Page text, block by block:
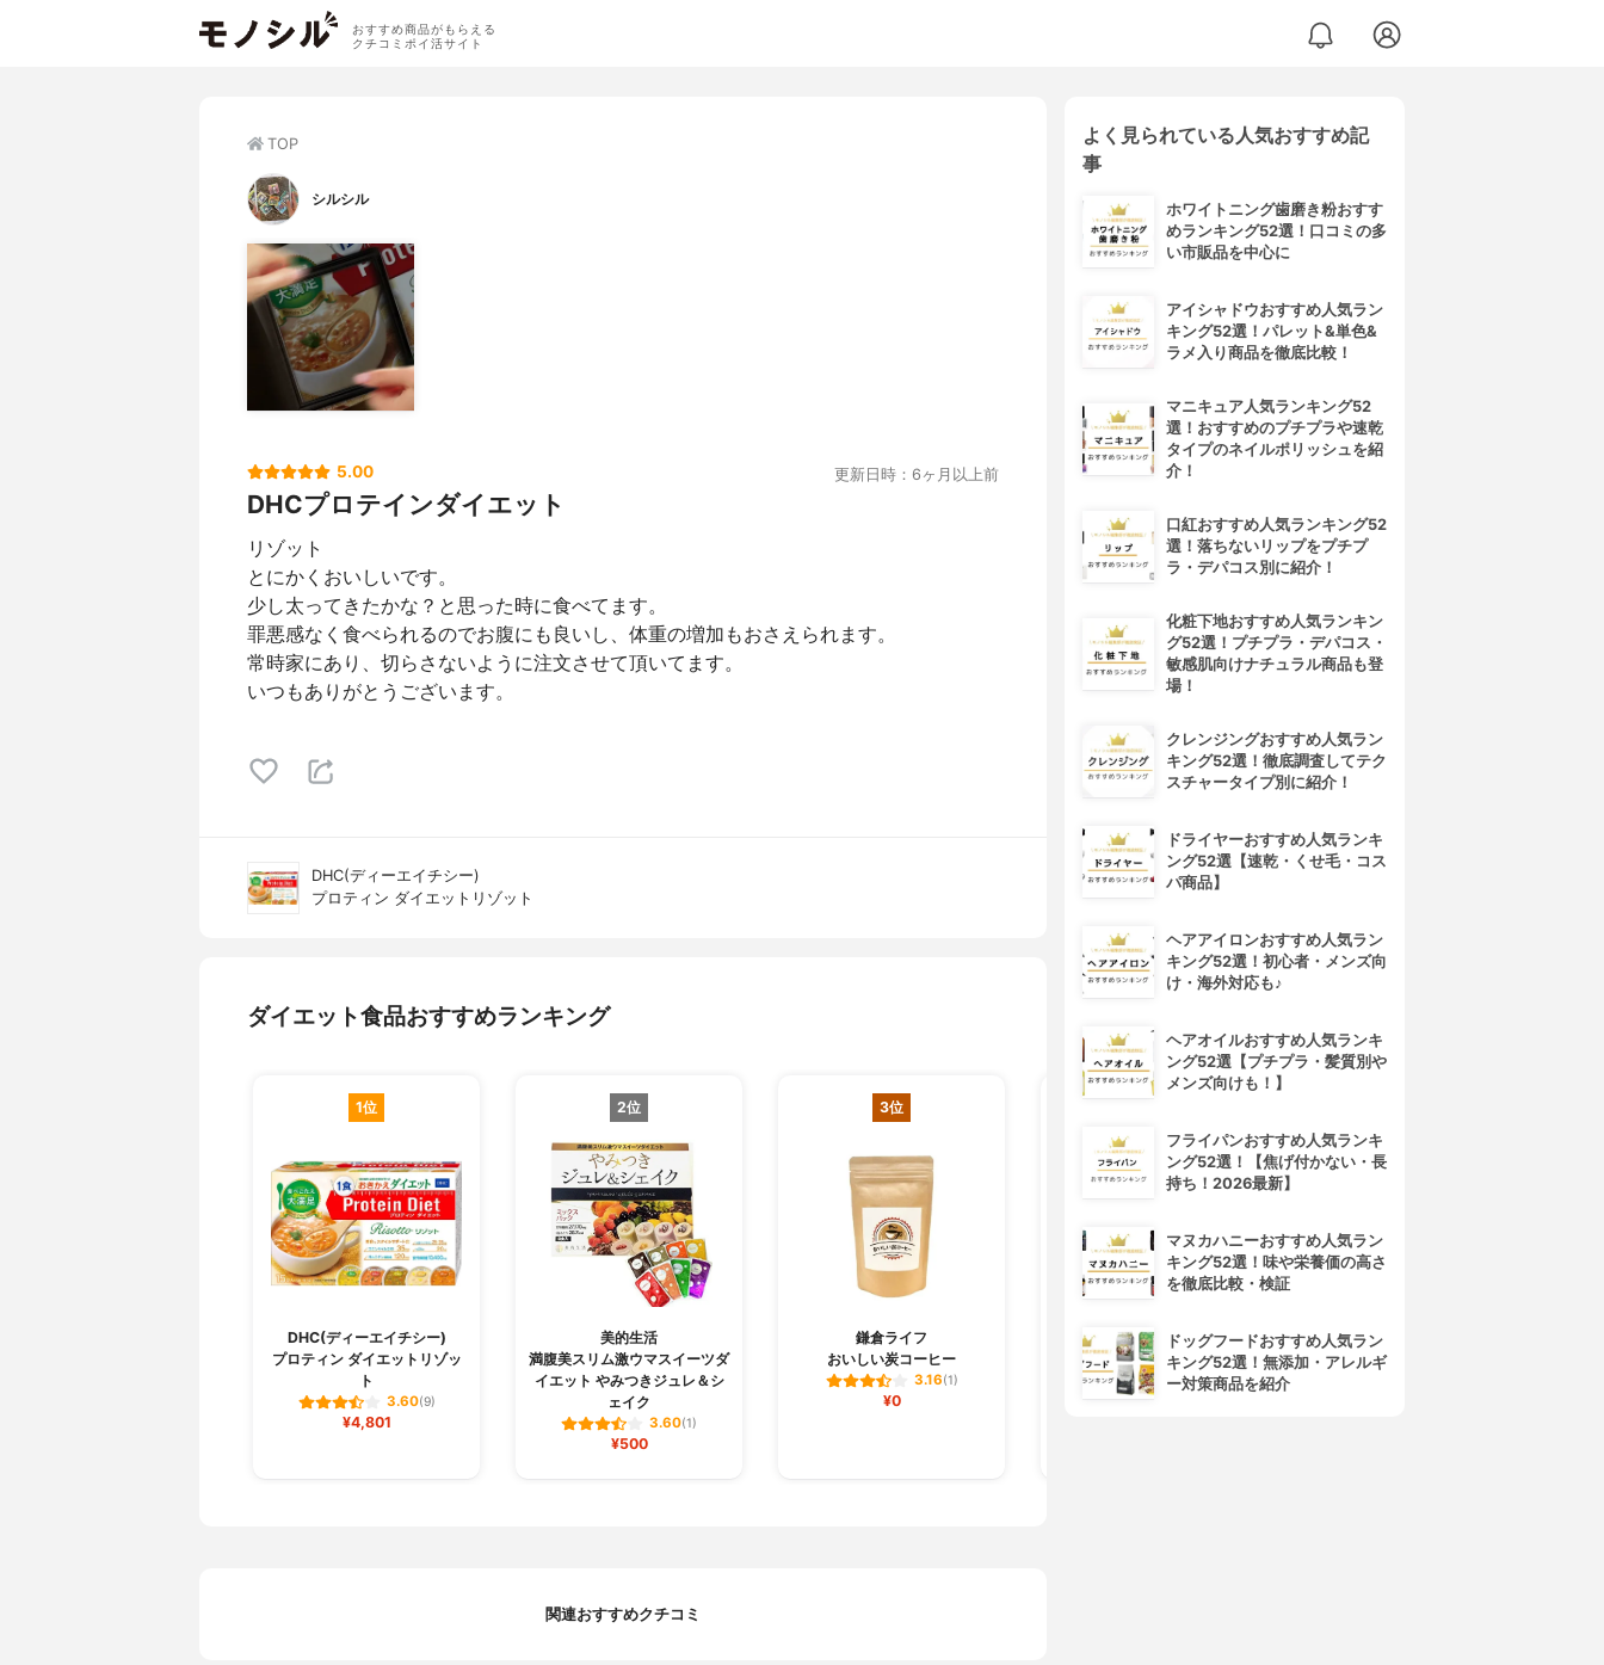
おすすめ商品がもらえる
クチコミポイ活サイト
TOP
シルシル
5.00 更新日時：6ヶ月以上前
DHCプロテインダイエット
リゾット
とにかくおいしいです。
少し太ってきたかな？と思った時に食べてます。
罪悪感なく食べられるのでお腹にも良いし、体重の増加もおさえられます。
常時家にあり、切らさないように注文させて頂いてます。
いつもありがとうございます。
DHC(ディーエイチシー)
プロティン ダイエットリゾット
ダイエット食品おすすめランキング
1位
DHC(ディーエイチシー)
プロティン ダイエットリゾッ
ト
3.60(9)
¥4,801
2位
美的生活
満腹美スリム激ウマスイーツダ
イエット やみつきジュレ＆シ
ェイク
3.60(1)
¥500
3位
鎌倉ライフ
おいしい炭コーヒー
3.16(1)
¥0
AFC(エーエフシー)
完全栄養食 conciel
3.16
¥980
C COFFEE(シーコーヒー)
チャコールコーヒーダイエット
関連おすすめクチコミ
よく見られている人気おすすめ記
事
ホワイトニング歯磨き粉おすす
めランキング52選！口コミの多
い市販品を中心に
アイシャドウおすすめ人気ラン
キング52選！パレット&単色&
ラメ入り商品を徹底比較！
マニキュア人気ランキング52
選！おすすめのプチプラや速乾
タイプのネイルポリッシュを紹
介！
口紅おすすめ人気ランキング52
選！落ちないリップをプチプ
ラ・デパコス別に紹介！
化粧下地おすすめ人気ランキン
グ52選！プチプラ・デパコス・
敏感肌向けナチュラル商品も登
場！
クレンジングおすすめ人気ラン
キング52選！徹底調査してテク
スチャータイプ別に紹介！
ドライヤーおすすめ人気ランキ
ング52選【速乾・くせ毛・コス
パ商品】
ヘアアイロンおすすめ人気ラン
キング52選！初心者・メンズ向
け・海外対応も♪
ヘアオイルおすすめ人気ランキ
ング52選【プチプラ・髪質別や
メンズ向けも！】
フライパンおすすめ人気ランキ
ング52選！【焦げ付かない・長
持ち！2026最新】
マヌカハニーおすすめ人気ラン
キング52選！味や栄養価の高さ
を徹底比較・検証
ドッグフードおすすめ人気ラン
キング52選！無添加・アレルギ
ー対策商品を紹介